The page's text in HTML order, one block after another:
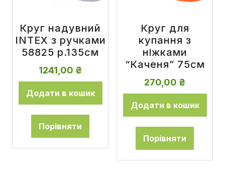
Круг надувний
INTEX з ручками
58825 р.135см
1241,00 ₴
Додати в кошик
Порівняти
Круг для
купання з
ніжками
“Каченя” 75см
270,00 ₴
Додати в кошик
Порівняти